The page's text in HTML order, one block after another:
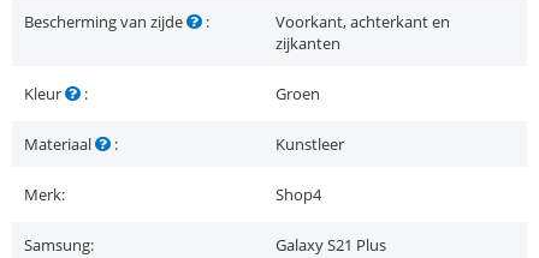
Bescherming van zijde :
Voorkant, achterkant en
zijkanten
Kleur : Groen
Materiaal : Kunstleer
Merk: Shop4
Samsung: Galaxy S21 Plus